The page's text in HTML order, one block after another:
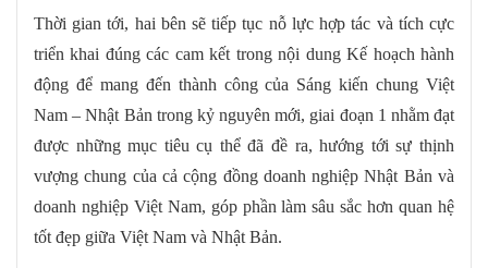
Thời gian tới, hai bên sẽ tiếp tục nỗ lực hợp tác và tích cực
triển khai đúng các cam kết trong nội dung Kế hoạch hành
động để mang đến thành công của Sáng kiến chung Việt
Nam – Nhật Bản trong kỷ nguyên mới, giai đoạn 1 nhằm đạt
được những mục tiêu cụ thể đã đề ra, hướng tới sự thịnh
vượng chung của cả cộng đồng doanh nghiệp Nhật Bản và
doanh nghiệp Việt Nam, góp phần làm sâu sắc hơn quan hệ
tốt đẹp giữa Việt Nam và Nhật Bản.